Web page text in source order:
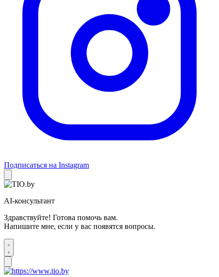
Подписаться на Instagram
AI-консультант
Здравствуйте! Готова помочь вам.
Напишите мне, если у вас появятся вопросы.